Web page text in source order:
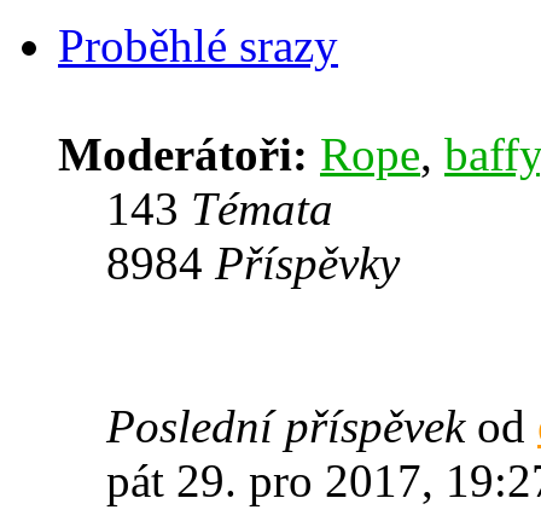
Proběhlé srazy
Moderátoři: Rope, baffy
143 Témata
8984 Příspěvky
Poslední příspěvekod
pát 29. pro 2017,